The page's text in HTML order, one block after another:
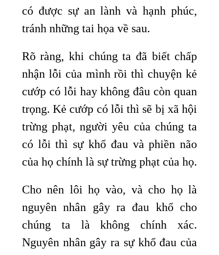
có được sự an lành và hạnh phúc,
tránh những tai họa về sau.
Rõ ràng, khi chúng ta đã biết chấp
nhận lỗi của mình rồi thì chuyện kẻ
cướp có lỗi hay không đâu còn quan
trọng. Kẻ cướp có lỗi thì sẽ bị xã hội
trừng phạt, người yêu của chúng ta
có lỗi thì sự khổ đau và phiền não
của họ chính là sự trừng phạt của họ.
Cho nên lôi họ vào, và cho họ là
nguyên nhân gây ra đau khổ cho
chúng ta là không chính xác.
Nguyên nhân gây ra sự khổ đau của